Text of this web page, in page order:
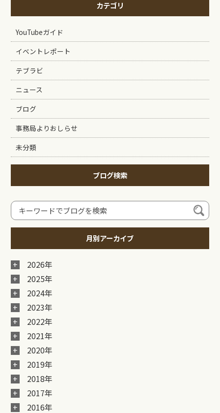
カテゴリ
YouTubeガイド
イベントレポート
テブラビ
ニュース
ブログ
事務局よりおしらせ
未分類
ブログ検索
月別アーカイブ
2026年
2025年
2024年
2023年
2022年
2021年
2020年
2019年
2018年
2017年
2016年